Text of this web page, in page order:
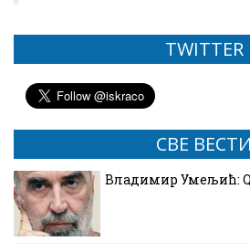
TWITTER
СВЕ ВЕСТИ
Владимир Умељић: